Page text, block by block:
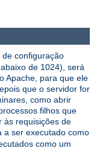
configuração
de 1024), será
Apache, para que ele
que o servidor for
como abrir
filhos que
às requisições de
a ser executado como
como um